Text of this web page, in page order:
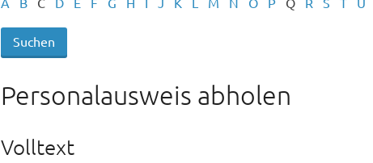
Personalausweis abholen
Volltext